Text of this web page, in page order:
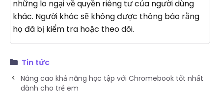
những lo ngại về quyền riêng tư của người dùng
khác. Người khác sẽ không được thông báo rằng
họ đã bị kiểm tra hoặc theo dõi.
Tin tức
Nâng cao khả năng học tập với Chromebook tốt nhất
dành cho trẻ em